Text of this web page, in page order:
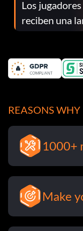
Los
reciben una
el parche
REASONS
1000+
Make